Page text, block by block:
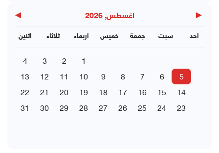
◀ اغسطس, 2026 ▶
اثنين ثلاثاء اربعاء خميس جمعة سبت احد
1
2
3
4
5
6
7
8
9
10
11
12
13
14
15
16
17
18
19
20
21
22
23
24
25
26
27
28
29
30
31